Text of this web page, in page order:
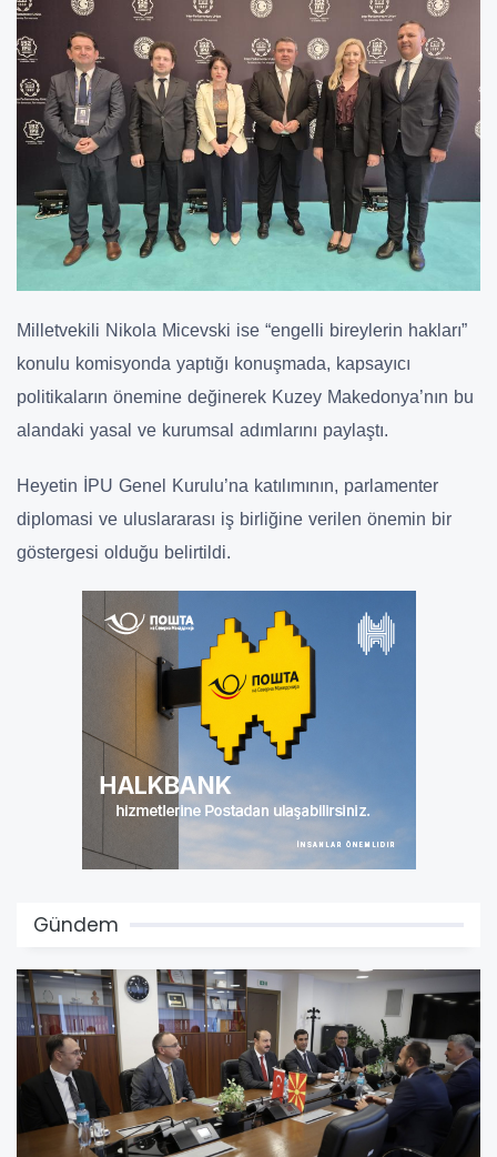
Milletvekili Nikola Micevski ise “engelli bireylerin hakları”
konulu komisyonda yaptığı konuşmada, kapsayıcı
politikaların önemine değinerek Kuzey Makedonya’nın bu
alandaki yasal ve kurumsal adımlarını paylaştı.
Heyetin İPU Genel Kurulu’na katılımının, parlamenter
diplomasi ve uluslararası iş birliğine verilen önemin bir
göstergesi olduğu belirtildi.
Gündem